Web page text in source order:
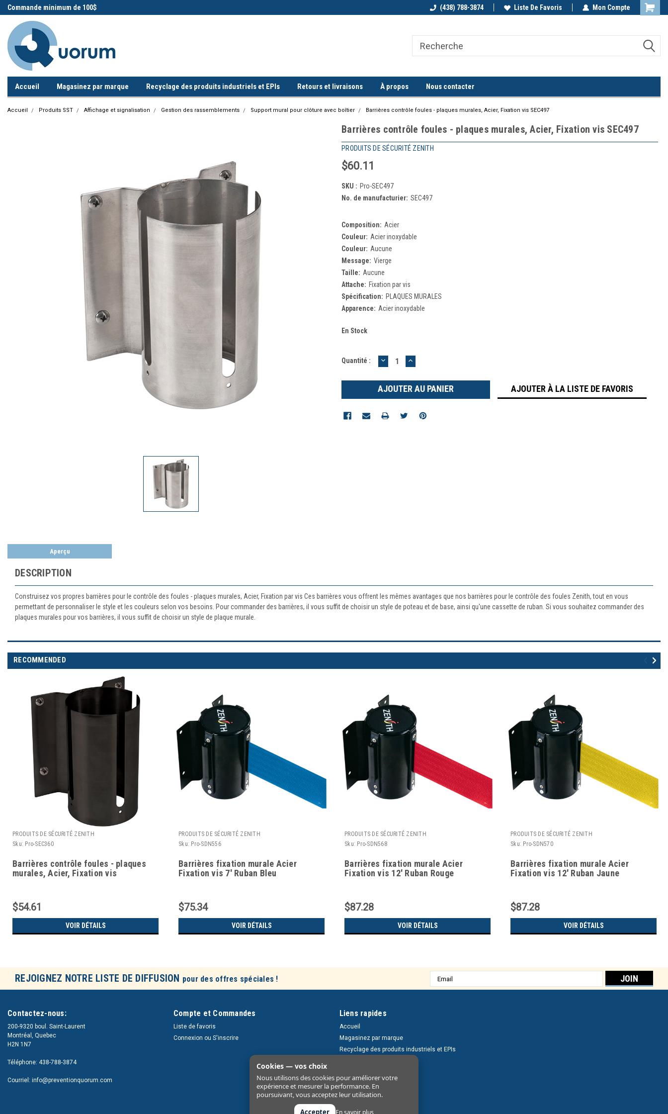
Commande minimum de 100$ Commande minimum de 100$ Appelez-nous!
(438) 788-3874 Liste De Favoris Mon Compte
Accueil Magasinez par marque Recyclage des produits industriels et EPIs Retours et livraisons À propos Nous contacter
Accueil Produits SST Affichage et signalisation Gestion des rassemblements Support mural pour clôture avec boîtier Barrières contrôle foules - plaques murales, Acier, Fixation vis SEC497
Barrières contrôle foules - plaques murales, Acier, Fixation vis SEC497
PRODUITS DE SÉCURITÉ ZENITH
$60.11
SKU : Pro-SEC497
No. de manufacturier: SEC497
Composition: Acier
Couleur: Acier inoxydable
Couleur: Aucune
Message: Vierge
Taille: Aucune
Attache: Fixation par vis
Spécification: PLAQUES MURALES
Apparence: Acier inoxydable
En Stock
Quantité : DIMINUER
LA
:
AUGMENTER
LA
:
AJOUTER À LA LISTE DE FAVORIS
Aperçu
DESCRIPTION
Construisez vos propres barrières pour le contrôle des foules - plaques murales, Acier, Fixation par vis Ces barrières vous offrent les mêmes avantages que nos barrières pour le contrôle des foules Zenith, tout en vous
permettant de personnaliser le style et les couleurs selon vos besoins. Pour commander des barrières, il vous suffit de choisir un style de poteau et de base, ainsi qu'une cassette de ruban. Si vous souhaitez commander des
plaques murales pour vos barrières, il vous suffit de choisir un style de plaque murale.
RECOMMENDED
PRODUITS DE SÉCURITÉ ZENITH
Sku: Pro-SEC360
Barrières contrôle foules - plaques
murales, Acier, Fixation vis
$54.61
VOIR DÉTAILS
PRODUITS DE SÉCURITÉ ZENITH
Sku: Pro-SDN556
Barrières fixation murale Acier
Fixation vis 7' Ruban Bleu
$75.34
VOIR DÉTAILS
PRODUITS DE SÉCURITÉ ZENITH
Sku: Pro-SDN568
Barrières fixation murale Acier
Fixation vis 12' Ruban Rouge
$87.28
VOIR DÉTAILS
PRODUITS DE SÉCURITÉ ZENITH
Sku: Pro-SDN570
Barrières fixation murale Acier
Fixation vis 12' Ruban Jaune
$87.28
VOIR DÉTAILS
REJOIGNEZ NOTRE LISTE DE DIFFUSION pour des offres spéciales !
Adresse
e-
Contactez-nous:
200-9320 boul. Saint-Laurent
Montréal, Quebec
H2N 1N7
Téléphone: 438-788-3874
Courriel: info@preventionquorum.com
Compte et Commandes
Liste de favoris
Connexion ou S'inscrire
Liens rapides
Accueil
Magasinez par marque
Recyclage des produits industriels et EPIs
Nous contacter
Cookies — vos choix
Nous utilisons des cookies pour améliorer votre
expérience et mesurer la performance. En
poursuivant, vous acceptez leur utilisation.
Accepter
En savoir plus